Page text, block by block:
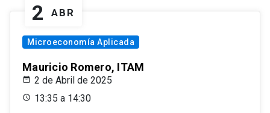
2 ABR
Microeconomía Aplicada
Mauricio Romero, ITAM
2 de Abril de 2025
13:35 a 14:30